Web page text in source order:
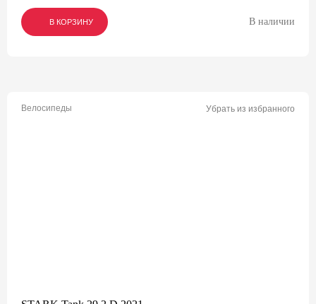
В КОРЗИНУ
В КОРЗИНУ
В КОРЗИНУ В наличии
Велосипеды Убрать из избранного